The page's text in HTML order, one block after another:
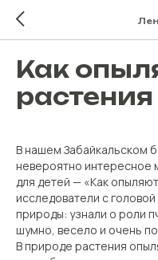
Как
растения
В нашем Забайкальском
невероятно интересное
для детей — «Как
исследователи с
природы: узнали о роли
шумно, весело и очень
В природе растения